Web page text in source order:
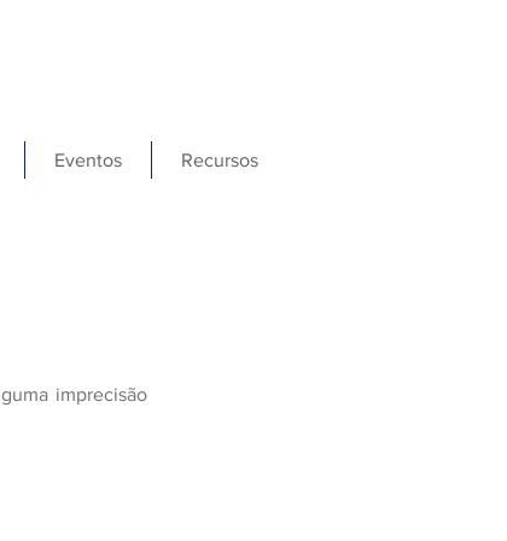
Eventos Recursos
imprecisão